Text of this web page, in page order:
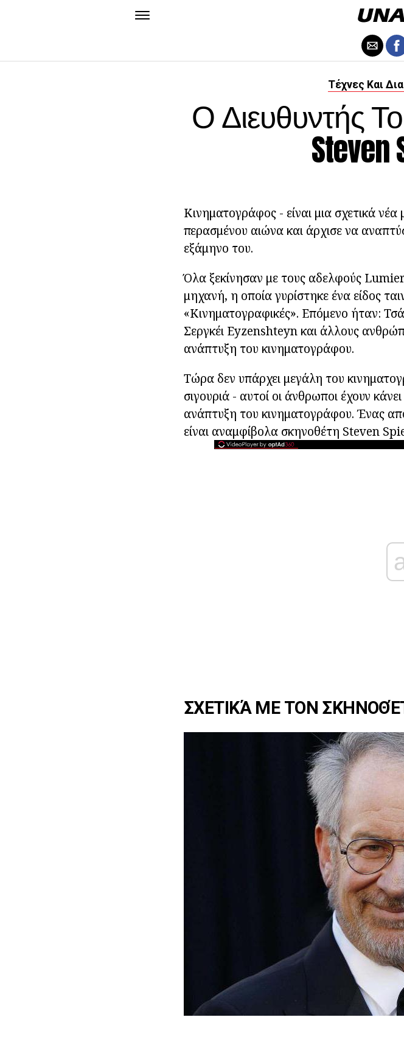
Τέχνες Και
Ο Διευθυντής
Steven
Κινηματογράφος - είναι μια σχετικά
περασμένου αιώνα και άρχισε να
εξάμηνο του.
Όλα ξεκίνησαν με τους αδελφούς
μηχανή, η οποία γυρίστηκε ένα είδος
«Κινηματογραφικές». Επόμενο ήταν:
Σεργκέι Eyzenshteyn και άλλους
ανάπτυξη του κινηματογράφου.
Τώρα δεν υπάρχει μεγάλη του
σιγουριά - αυτοί οι άνθρωποι έχουν
ανάπτυξη του κινηματογράφου. Ένας
είναι αναμφίβολα σκηνοθέτη Steven
ΣΧΕΤΙΚΆ ΜΕ ΤΟΝ